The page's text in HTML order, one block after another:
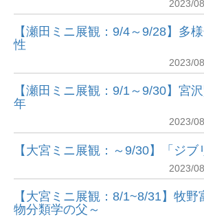
2023/
【瀬田ミニ展観：9/4～9/28】多
性
2023/
【瀬田ミニ展観：9/1～9/30】宮
年
2023/
【大宮ミニ展観：～9/30】「ジブ
2023/
【大宮ミニ展観：8/1~8/31】牧
物分類学の父～